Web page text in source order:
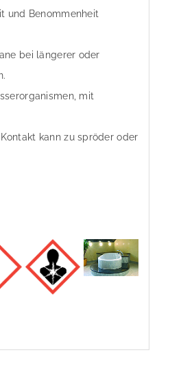
und Benommenheit
bei längerer oder
mit
kann zu spröder oder